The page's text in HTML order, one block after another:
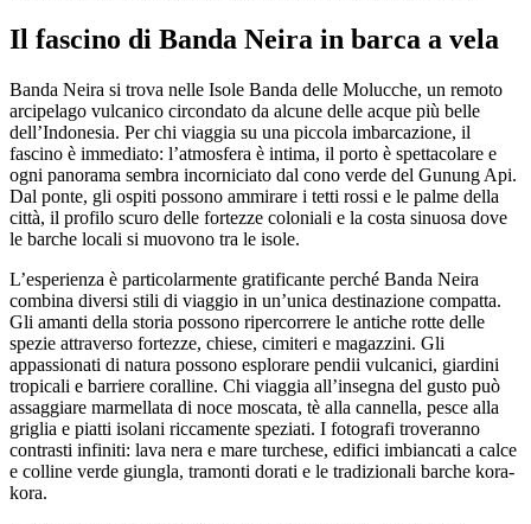
Il fascino di Banda Neira in barca a vela
Banda Neira si trova nelle Isole Banda delle Molucche, un remoto
arcipelago vulcanico circondato da alcune delle acque più belle
dell’Indonesia. Per chi viaggia su una piccola imbarcazione, il
fascino è immediato: l’atmosfera è intima, il porto è spettacolare e
ogni panorama sembra incorniciato dal cono verde del Gunung Api.
Dal ponte, gli ospiti possono ammirare i tetti rossi e le palme della
città, il profilo scuro delle fortezze coloniali e la costa sinuosa dove
le barche locali si muovono tra le isole.
L’esperienza è particolarmente gratificante perché Banda Neira
combina diversi stili di viaggio in un’unica destinazione compatta.
Gli amanti della storia possono ripercorrere le antiche rotte delle
spezie attraverso fortezze, chiese, cimiteri e magazzini. Gli
appassionati di natura possono esplorare pendii vulcanici, giardini
tropicali e barriere coralline. Chi viaggia all’insegna del gusto può
assaggiare marmellata di noce moscata, tè alla cannella, pesce alla
griglia e piatti isolani riccamente speziati. I fotografi troveranno
contrasti infiniti: lava nera e mare turchese, edifici imbiancati a calce
e colline verde giungla, tramonti dorati e le tradizionali barche kora-
kora.